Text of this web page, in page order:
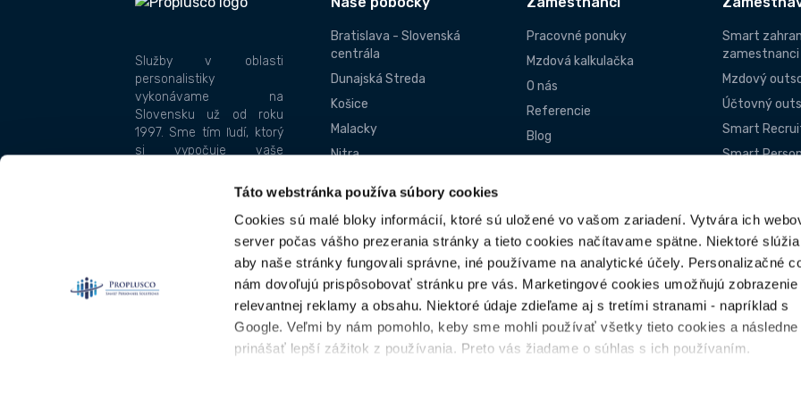
Táto webstránka používa súbory cookies
Cookies sú malé bloky informácií, ktoré sú uložené vo vašom zariadení. Vytvára ich
server počas vášho prezerania stránky a tieto cookies načítavame spätne. Niektoré slúžia
aby naše stránky fungovali správne, iné používame na analytické účely. Personalizačné
nám dovoľujú prispôsobovať stránku pre vás. Marketingové cookies umožňujú zobrazenie
relevantnej reklamy a obsahu. Niektoré údaje zdieľame aj s tretími stranami - napríklad s
Google. Veľmi by nám pomohlo, keby sme mohli používať všetky tieto cookies a následne
prinášať lepší zážitok z používania. Preto vás žiadame o súhlas s ich používaním.
Služby v oblasti
personalistiky
vykonávame na
Slovensku už od roku
1997. Sme tím ľudí, ktorý
si vypočuje vaše
želania, a to rýchlo a
našej spoločnosti je
spoľahlivosť a
Etický kódex
Bratislava - Slovenská
centrála
Dunajská Streda
Košice
Malacky
Nitra
Senec
Skalica
Trnava
Žilina
Pracovné ponuky
Mzdová kalkulačka
O nás
Referencie
Blog
Uspejte pri pohovore
Klauzula o ochrane os.
Smart
zamestnanci
Mzdový
Účtovný
Smart
Smart
Nezáväzná
ponuka